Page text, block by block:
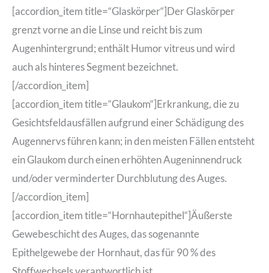
[accordion_item title=“Glaskörper“]Der Glaskörper
grenzt vorne an die Linse und reicht bis zum
Augenhintergrund; enthält Humor vitreus und wird
auch als hinteres Segment bezeichnet.
[/accordion_item]
[accordion_item title=“Glaukom“]Erkrankung, die zu
Gesichtsfeldausfällen aufgrund einer Schädigung des
Augennervs führen kann; in den meisten Fällen entsteht
ein Glaukom durch einen erhöhten Augeninnendruck
und/oder verminderter Durchblutung des Auges.
[/accordion_item]
[accordion_item title=“Hornhautepithel“]Äußerste
Gewebeschicht des Auges, das sogenannte
Epithelgewebe der Hornhaut, das für 90 % des